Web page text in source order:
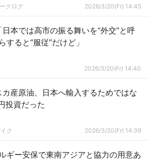
クログ 2026/3/20(Fr) 14:45
日本では高市の振る舞いを“外交”と呼
ると“服従”だけど」
2026/3/20(Fr) 14:40
カ産原油、日本へ輸入するためではな
投資だった
ク 2026/3/20(Fr) 14:39
ギー安保で東南アジアと協力の用意あ